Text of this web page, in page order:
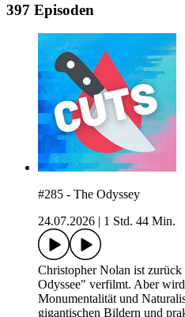
397 Episoden
#285 - The Odyssey
24.07.2026
1 Std. 44 Min.
Christopher Nolan ist
Odyssee" verfilmt. Aber
Monumentalität und
gigantischen Bildern und